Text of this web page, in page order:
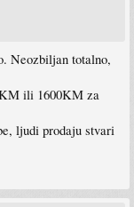
Neozbiljan totalno,
ili 1600KM za
ljudi prodaju stvari